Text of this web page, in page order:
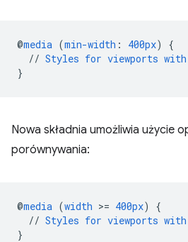
@media (min-width : 400px)
{
// Styles for viewports with
}
Nowa składnia umożliwia użycie
porównywania:
@media (width >= 400px)
{
// Styles for viewports with
}